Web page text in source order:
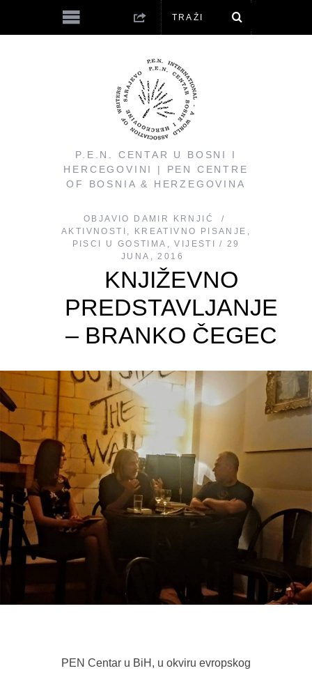
P.E.N. CENTAR U BOSNI I
HERCEGOVINI | PEN CENTRE
OF BOSNIA & HERZEGOVINA
OBJAVIO
DAMIR KRNJIĆ
AKTIVNOSTI , KREATIVNO PISANJE ,
PISCI U GOSTIMA ,VIJESTI
29
JUNA, 2016
KNJIŽEVNO
PREDSTAVLJANJE
– BRANKO ČEGEC
PEN Centar u BiH, u okviru evropskog